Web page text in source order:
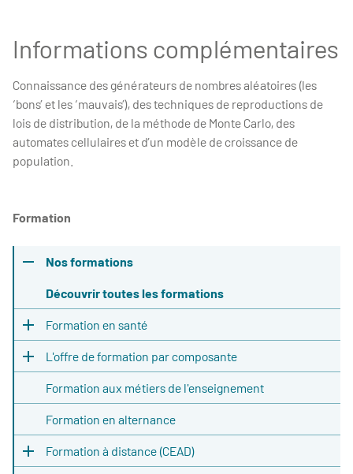
Informations complémentaires
Connaissance des générateurs de nombres aléatoires (les
‘bons’ et les ‘mauvais’), des techniques de reproductions de
lois de distribution, de la méthode de Monte Carlo, des
automates cellulaires et d’un modèle de croissance de
population.
Formation
Nos formations
Découvrir toutes les formations
Formation en santé
L'offre de formation par composante
Formation aux métiers de l'enseignement
Formation en alternance
Formation à distance (CEAD)